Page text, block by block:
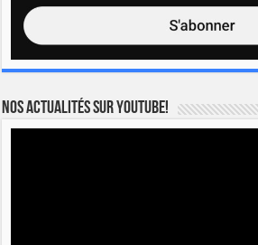
Nos actualités sur YOUTUBE!